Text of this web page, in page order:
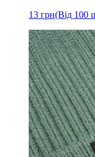
13 грн(Від 100